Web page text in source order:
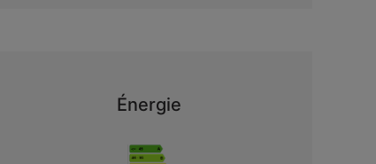
Énergie